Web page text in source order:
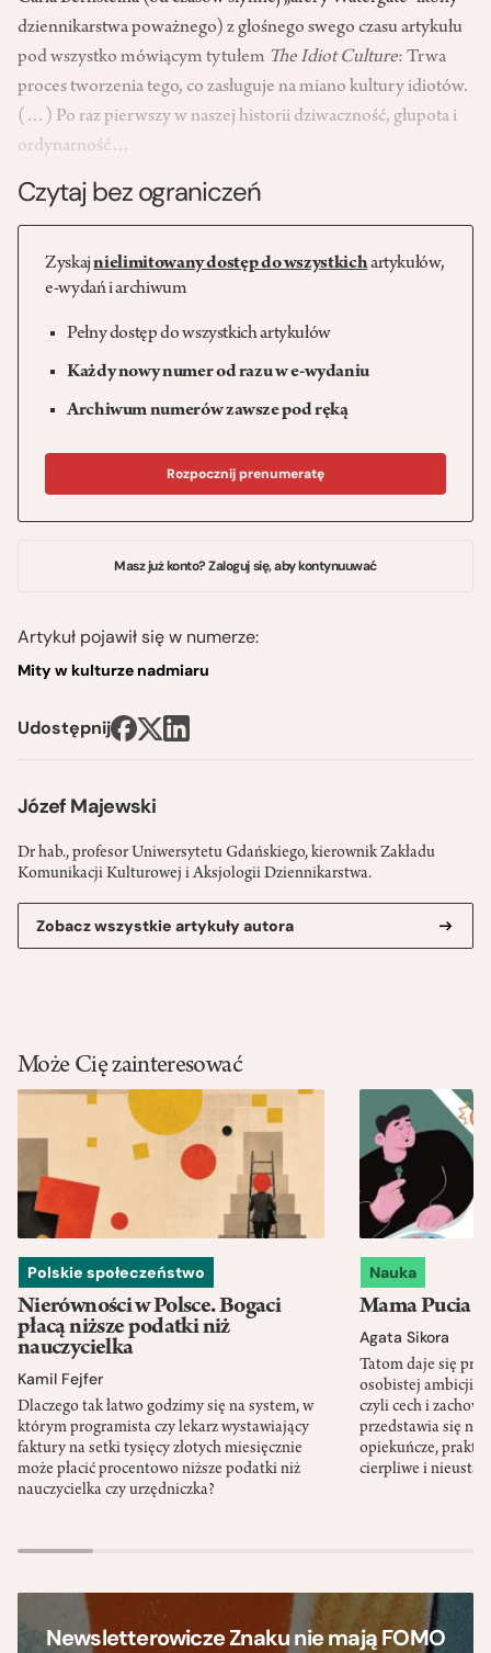
Józef Majewski
Dr hab., profesor Uniwersytetu Gdańskiego, kierownik Zakładu
Komunikacji Kulturowej i Aksjologii Dziennikarstwa.
Zobacz wszystkie artykuły autora
dziennikarstwa poważnego) z głośnego swego czasu artykułu
pod wszystko mówiącym tytułem The Idiot Culture: Trwa
proces tworzenia tego, co zasługuje na miano kultury idiotów.
(…) Po raz pierwszy w naszej historii dziwaczność, głupota i
ordynarność…
Czytaj bez ograniczeń
Zyskajnielimitowany dostęp do wszystkichartykułów,
e-wydań i archiwum
Pełny dostęp do wszystkich artykułów
Każdy nowy numer od razu w e-wydaniu
Archiwum numerów zawsze pod ręką
Rozpocznij prenumeratę
Masz już konto? Zaloguj się, aby kontynuuwać
Artykuł pojawił się w numerze:
Mity w kulturze nadmiaru
Udostępnij
Może Cię zainteresować
Polskie społeczeństwo
Nierówności w Polsce. Bogaci
płacą niższe podatki niż
nauczycielka
Kamil Fejfer
Dlaczego tak łatwo godzimy się na system, w
którym programista czy lekarz wystawiający
faktury na setki tysięcy złotych miesięcznie
może płacić procentowo niższe podatki niż
nauczycielka czy urzędniczka?
Nauka
Mama Pucia
Agata Sikora
Tatom daje się
osobistej ambicji,
czyli cech i
przedstawia się
opiekuńcze,
cierpliwe i
Newsletterowicze Znaku nie mają FOMO